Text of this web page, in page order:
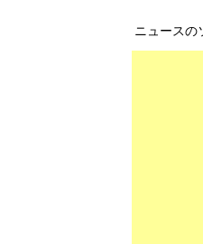
ニュースの